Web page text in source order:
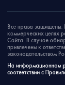
Все права защищены.
коммерческих целях
Сайта. В случае
привлечены к
законодательством
На информационном
соответствии с